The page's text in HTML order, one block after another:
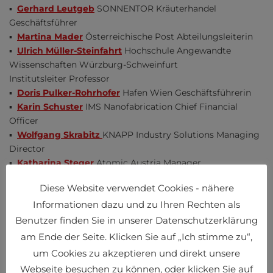
▪ Gerhard Leutgeb SONNENTOR Kräuterhandel
Geschäftsführer
▪ Martina Mader Österreichische Post Abteilungsleiterin
▪ Ulrich Müller-Steinfahrt Hochschule Angewandte
Wissenschaften Würzburg-Schweinfurt
Institutsleiter Professor
▪ Doris Pulker-Rohrhofer Hafen Wien Geschäftsführerin
▪ Karin Schuster IMS Nanofabrication Chief Financial
Officer
▪ Wolfgang Skrabitz KNAPP Industry Solutions Managing
Director
▪Katharina StegerAtomic Austria Manager
Topagenda
▪ Planet New Evolution
▪ Weltwirtschaft Bilanzeffekt Coronapandemie
Diese Website verwendet Cookies - nähere
Informationen dazu und zu Ihren Rechten als
Benutzer finden Sie in unserer Datenschutzerklärung
am Ende der Seite. Klicken Sie auf „Ich stimme zu“,
um Cookies zu akzeptieren und direkt unsere
Webseite besuchen zu können, oder klicken Sie auf